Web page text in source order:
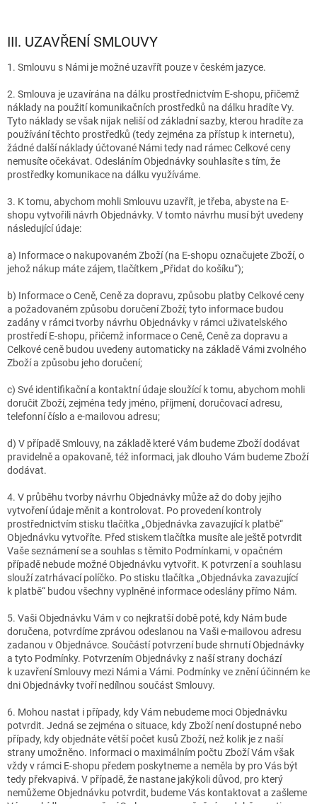
III. UZAVŘENÍ SMLOUVY
1. Smlouvu s Námi je možné uzavřít pouze v českém jazyce.
2. Smlouva je uzavírána na dálku prostřednictvím E-shopu, přičemž
náklady na použití komunikačních prostředků na dálku hradíte Vy.
Tyto náklady se však nijak neliší od základní sazby, kterou hradíte za
používání těchto prostředků (tedy zejména za přístup k internetu),
žádné další náklady účtované Námi tedy nad rámec Celkové ceny
nemusíte očekávat. Odesláním Objednávky souhlasíte s tím, že
prostředky komunikace na dálku využíváme.
3. K tomu, abychom mohli Smlouvu uzavřít, je třeba, abyste na E-
shopu vytvořili návrh Objednávky. V tomto návrhu musí být uvedeny
následující údaje:
a) Informace o nakupovaném Zboží (na E-shopu označujete Zboží, o
jehož nákup máte zájem, tlačítkem „Přidat do košíku“);
b) Informace o Ceně, Ceně za dopravu, způsobu platby Celkové ceny
a požadovaném způsobu doručení Zboží; tyto informace budou
zadány v rámci tvorby návrhu Objednávky v rámci uživatelského
prostředí E-shopu, přičemž informace o Ceně, Ceně za dopravu a
Celkové ceně budou uvedeny automaticky na základě Vámi zvolného
Zboží a způsobu jeho doručení;
c) Své identifikační a kontaktní údaje sloužící k tomu, abychom mohli
doručit Zboží, zejména tedy jméno, příjmení, doručovací adresu,
telefonní číslo a e-mailovou adresu;
d) V případě Smlouvy, na základě které Vám budeme Zboží dodávat
pravidelně a opakovaně, též informaci, jak dlouho Vám budeme Zboží
dodávat.
4. V průběhu tvorby návrhu Objednávky může až do doby jejího
vytvoření údaje měnit a kontrolovat. Po provedení kontroly
prostřednictvím stisku tlačítka „Objednávka zavazující k platbě“
Objednávku vytvoříte. Před stiskem tlačítka musíte ale ještě potvrdit
Vaše seznámení se a souhlas s těmito Podmínkami, v opačném
případě nebude možné Objednávku vytvořit. K potvrzení a souhlasu
slouží zatrhávací políčko. Po stisku tlačítka „Objednávka zavazující
k platbě“ budou všechny vyplněné informace odeslány přímo Nám.
5. Vaši Objednávku Vám v co nejkratší době poté, kdy Nám bude
doručena, potvrdíme zprávou odeslanou na Vaši e-mailovou adresu
zadanou v Objednávce. Součástí potvrzení bude shrnutí Objednávky
a tyto Podmínky. Potvrzením Objednávky z naší strany dochází
k uzavření Smlouvy mezi Námi a Vámi. Podmínky ve znění účinném ke
dni Objednávky tvoří nedílnou součást Smlouvy.
6. Mohou nastat i případy, kdy Vám nebudeme moci Objednávku
potvrdit. Jedná se zejména o situace, kdy Zboží není dostupné nebo
případy, kdy objednáte větší počet kusů Zboží, než kolik je z naší
strany umožněno. Informaci o maximálním počtu Zboží Vám však
vždy v rámci E-shopu předem poskytneme a neměla by pro Vás být
tedy překvapivá. V případě, že nastane jakýkoli důvod, pro který
nemůžeme Objednávku potvrdit, budeme Vás kontaktovat a zašleme